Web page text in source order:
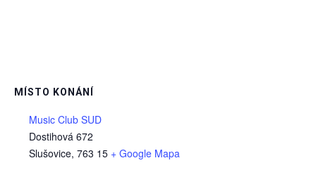
MÍSTO KONÁNÍ
Music Club SUD
Dostihová 672
Slušovice, 763 15 + Google Mapa